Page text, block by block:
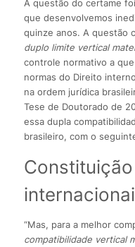
A questão do certame
que desenvolvemos
quinze anos. A questão
duplo limite vertical
controle normativo a
normas do Direito
na ordem jurídica
Tese de Doutorado de
essa dupla
brasileiro, com o
“Mas, para a melhor
compatibilidade vertical